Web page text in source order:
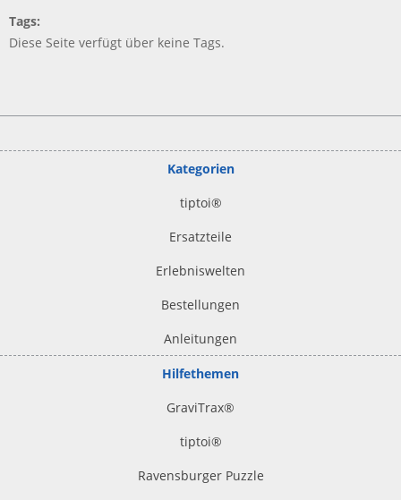
Tags
Diese Seite verfügt über keine Tags.
Kategorien
tiptoi®
Ersatzteile
Erlebniswelten
Bestellungen
Anleitungen
Hilfethemen
GraviTrax®
tiptoi®
Ravensburger Puzzle